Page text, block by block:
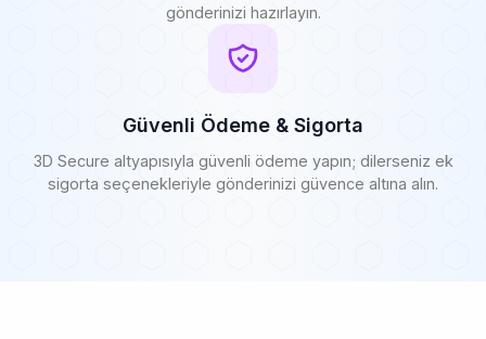
gönderinizi hazırlayın.
Güvenli Ödeme & Sigorta
3D Secure altyapısıyla güvenli ödeme yapın; dilerseniz ek
sigorta seçenekleriyle gönderinizi güvence altına alın.